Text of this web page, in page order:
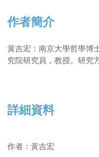
作者簡介
黃吉宏：南京大學哲學博
究院研究員，教授。研究
詳細資料
作者 ： 黃吉宏